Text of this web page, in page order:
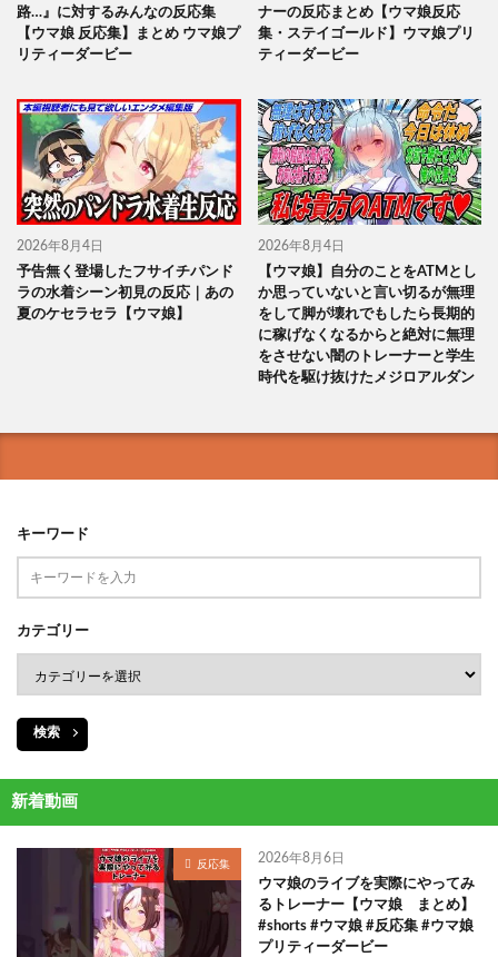
路…』に対するみんなの反応集
【ウマ娘 反応集】まとめ ウマ娘プ
リティーダービー
ナーの反応まとめ【ウマ娘反応
集・ステイゴールド】ウマ娘プリ
ティーダービー
2026年8月4日
予告無く登場したフサイチパンド
ラの水着シーン初見の反応｜あの
夏のケセラセラ【ウマ娘】
2026年8月4日
【ウマ娘】自分のことをATMとし
か思っていないと言い切るが無理
をして脚が壊れでもしたら長期的
に稼げなくなるからと絶対に無理
をさせない闇のトレーナーと学生
時代を駆け抜けたメジロアルダン
キーワード
カテゴリー
検索
新着動画
反応集 2026年8月6日
ウマ娘のライブを実際にやってみ
るトレーナー【ウマ娘 まとめ】
#shorts #ウマ娘 #反応集 #ウマ娘
プリティーダービー